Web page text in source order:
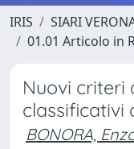
IRIS SIARI
01.01 Articolo in
Nuovi criteri
classificativi
BONORA,